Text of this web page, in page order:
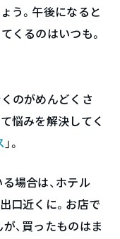
う。午後になると
くるのはいつも。
のがめんどくさ
悩みを解決してく
」。
場合は、ホテル
口近くに。お店で
、買ったものはま